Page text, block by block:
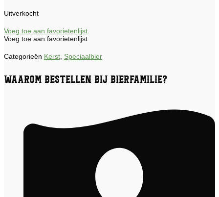
Uitverkocht
Voeg toe aan favorietenlijst
Voeg toe aan favorietenlijst
Categorieën Kerst Speciaalbier
Waarom bestellen bij Bierfamilie?